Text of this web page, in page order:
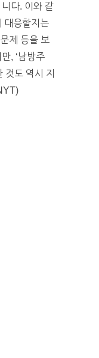
다. 이와 같
대응할지는
제 등을 보
, ‘남방주
것도 역시 지